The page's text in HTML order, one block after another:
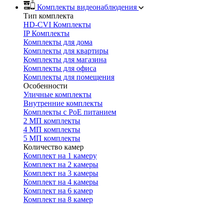
Комплекты видеонаблюдения
Тип комплекта
HD-CVI Комплекты
IP Комплекты
Комплекты для дома
Комплекты для квартиры
Комплекты для магазина
Комплекты для офиса
Комплекты для помещения
Особенности
Уличные комплекты
Внутренние комплекты
Комплекты с PoE питанием
2 МП комплекты
4 МП комплекты
5 МП комплекты
Количество камер
Комплект на 1 камеру
Комплект на 2 камеры
Комплект на 3 камеры
Комплект на 4 камеры
Комплект на 6 камер
Комплект на 8 камер